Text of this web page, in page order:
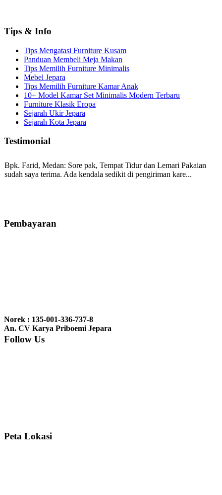
Tips & Info
Tips Mengatasi Furniture Kusam
Panduan Membeli Meja Makan
Tips Memilih Furniture Minimalis
Mebel Jepara
Tips Memilih Furniture Kamar Anak
10+ Model Kamar Set Minimalis Modern Terbaru
Furniture Klasik Eropa
Sejarah Ukir Jepara
Sejarah Kota Jepara
Testimonial
Bpk. Farid, Medan: Sore pak, Tempat Tidur dan Lemari Pakaian
sudah saya terima. Ada kendala sedikit di pengiriman kare...
bale2 dan kursi teras saya sudah saya terima dan p...
nyesel deh beli geby...
Pembayaran
Norek : 135-001-336-737-8
An. CV Karya Priboemi Jepara
Follow Us
Peta Lokasi